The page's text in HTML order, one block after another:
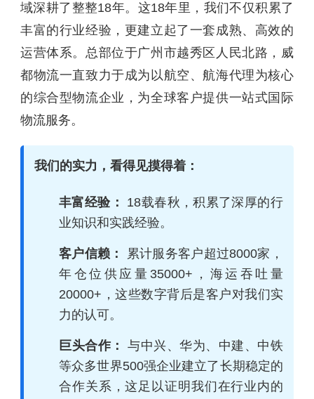
域深耕了整整18年。这18年里，我们不仅积累了
丰富的行业经验，更建立起了一套成熟、高效的
运营体系。总部位于广州市越秀区人民北路，威
都物流一直致力于成为以航空、航海代理为核心
的综合型物流企业，为全球客户提供一站式国际
物流服务。
我们的实力，看得见摸得着：
丰富经验： 18载春秋，积累了深厚的行
业知识和实践经验。
客户信赖：
累计服务客户超过8000家，
年仓位供应量35000+，海运吞吐量
20000+，这些数字背后是客户对我们实
力的认可。
巨头合作： 与中兴、华为、中建、中铁
等众多世界500强企业建立了长期稳定的
合作关系，这足以证明我们在行业内的